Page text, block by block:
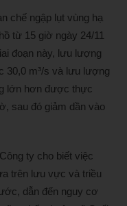
chế ngập lụt vùng hạ
từ 15 giờ ngày 24/11
đoạn này, lưu lượng
30,0 m³/s và lưu lượng
lớn hơn được thực
sau đó giảm dần vào
ty cho biết việc
trên lưu vực và triều
dẫn đến nguy cơ